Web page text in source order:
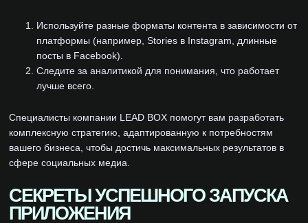
Используйте разные форматы контента в зависимости от
платформы (например, Stories в Instagram, длинные
посты в Facebook).
Следите за аналитикой для понимания, что работает
лучше всего.
Специалисты компании LEAD BOX помогут вам разработать
комплексную стратегию, адаптированную к потребностям
вашего бизнеса, чтобы достичь максимальных результатов в
сфере социальных медиа.
СЕКРЕТЫ УСПЕШНОГО ЗАПУСКА
ПРИЛОЖЕНИЯ